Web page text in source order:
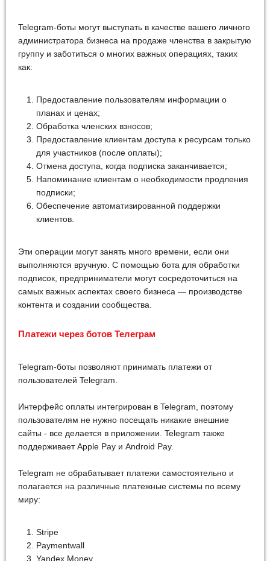
Telegram-боты могут выступать в качестве вашего личного
администратора бизнеса на продаже членства в закрытую
группу и заботиться о многих важных операциях, таких
как:
Предоставление пользователям информации о
планах и ценах;
Обработка членских взносов;
Предоставление клиентам доступа к ресурсам только
для участников (после оплаты);
Отмена доступа, когда подписка заканчивается;
Напоминание клиентам о необходимости продления
подписки;
Обеспечение автоматизированной поддержки
клиентов.
Эти операции могут занять много времени, если они
выполняются вручную. С помощью бота для обработки
подписок, предприниматели могут сосредоточиться на
самых важных аспектах своего бизнеса — производстве
контента и создании сообщества.
Платежи через ботов Телеграм
Telegram-боты позволяют принимать платежи от
пользователей Telegram.
Интерфейс оплаты интегрирован в Telegram, поэтому
пользователям не нужно посещать никакие внешние
сайты - все делается в приложении. Telegram также
поддерживает Apple Pay и Android Pay.
Telegram не обрабатывает платежи самостоятельно и
полагается на различные платежные системы по всему
миру:
Stripe
Paymentwall
Yandex.Money